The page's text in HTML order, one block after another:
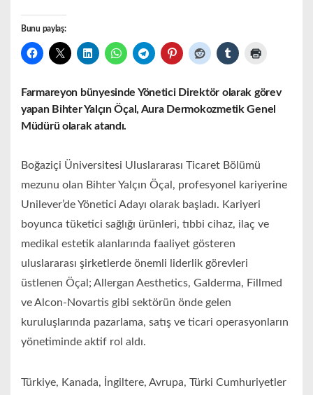
Bunu paylaş:
Farmareyon bünyesinde Yönetici Direktör olarak görev
yapan Bihter Yalçın Öçal, Aura Dermokozmetik Genel
Müdürü olarak atandı.
Boğaziçi Üniversitesi Uluslararası Ticaret Bölümü
mezunu olan Bihter Yalçın Öçal, profesyonel kariyerine
Unilever’de Yönetici Adayı olarak başladı. Kariyeri
boyunca tüketici sağlığı ürünleri, tıbbi cihaz, ilaç ve
medikal estetik alanlarında faaliyet gösteren
uluslararası şirketlerde önemli liderlik görevleri
üstlenen Öçal; Allergan Aesthetics, Galderma, Fillmed
ve Alcon-Novartis gibi sektörün önde gelen
kuruluşlarında pazarlama, satış ve ticari operasyonların
yönetiminde aktif rol aldı.
Türkiye, Kanada, İngiltere, Avrupa, Türki Cumhuriyetler